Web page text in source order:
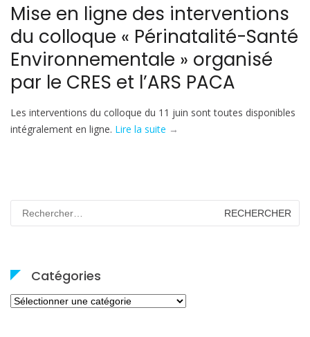
Mise en ligne des interventions
du colloque « Périnatalité-Santé
Environnementale » organisé
par le CRES et l’ARS PACA
Les interventions du colloque du 11 juin sont toutes disponibles
intégralement en ligne. Lire la suite « Mise
colloque
organisé
par
→
Rechercher :
Catégories
Catégories